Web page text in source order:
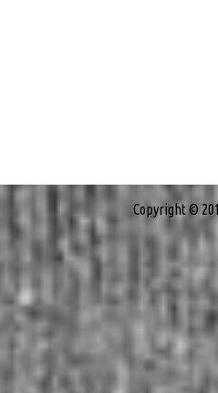
Copyright ©